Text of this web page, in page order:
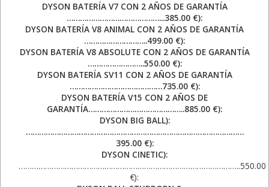
DYSON BATERÍA V7 CON 2 AÑOS DE GARANTÍA
……………………………………...385.00 €):
DYSON BATERÍA V8 ANIMAL CON 2 AÑOS DE GARANTÍA
………………………..499.00 €):
DYSON BATERÍA V8 ABSOLUTE CON 2 AÑOS DE GARANTÍA
……………………..550.00 €):
DYSON BATERÍA SV11 CON 2 AÑOS DE GARANTÍA
……………………………………735.00 €):
DYSON BATERÍA V15 CON 2 AÑOS DE
GARANTÍA……………………………………..885.00 €):
DYSON BIG BALL):
………………………………………………………………………………………
395.00 €):
DYSON CINETIC):
………………………………………………………………………………………..550.00
€):